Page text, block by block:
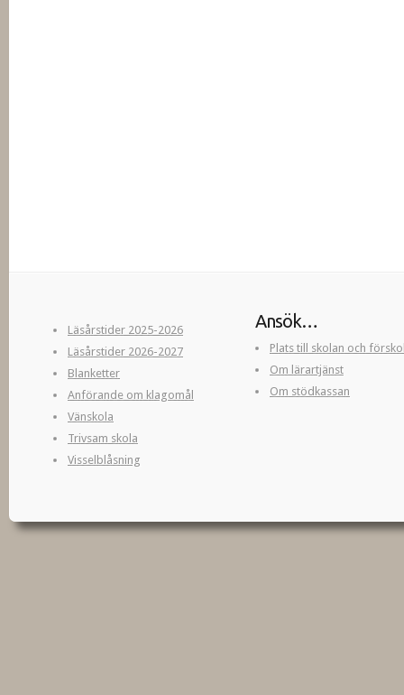
Läsårstider 2025-2026
Läsårstider 2026-2027
Blanketter
Anförande om klagomål
Vänskola
Trivsam skola
Visselblåsning
Ansök…
Plats till skolan och
Om lärartjänst
Om stödkassan